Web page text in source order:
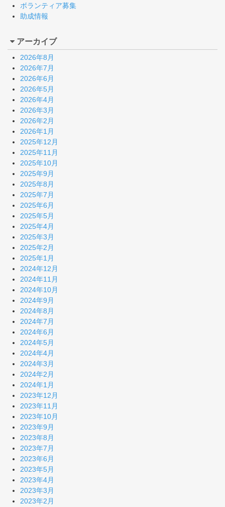
ボランティア募集
助成情報
アーカイブ
2026年8月
2026年7月
2026年6月
2026年5月
2026年4月
2026年3月
2026年2月
2026年1月
2025年12月
2025年11月
2025年10月
2025年9月
2025年8月
2025年7月
2025年6月
2025年5月
2025年4月
2025年3月
2025年2月
2025年1月
2024年12月
2024年11月
2024年10月
2024年9月
2024年8月
2024年7月
2024年6月
2024年5月
2024年4月
2024年3月
2024年2月
2024年1月
2023年12月
2023年11月
2023年10月
2023年9月
2023年8月
2023年7月
2023年6月
2023年5月
2023年4月
2023年3月
2023年2月